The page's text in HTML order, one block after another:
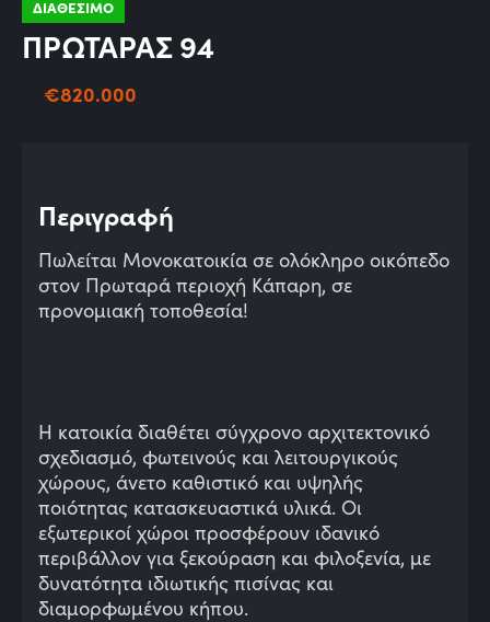
ΔΙΑΘΕΣΙΜΟ
ΠΡΩΤΑΡΑΣ 94
€820.000
Περιγραφή
Πωλείται Μονοκατοικία σε ολόκληρο οικόπεδο
στον Πρωταρά περιοχή Κάπαρη, σε
προνομιακή τοποθεσία!
Η κατοικία διαθέτει σύγχρονο αρχιτεκτονικό
σχεδιασμό, φωτεινούς και λειτουργικούς
χώρους, άνετο καθιστικό και υψηλής
ποιότητας κατασκευαστικά υλικά. Οι
εξωτερικοί χώροι προσφέρουν ιδανικό
περιβάλλον για ξεκούραση και φιλοξενία, με
δυνατότητα ιδιωτικής πισίνας και
διαμορφωμένου κήπου.